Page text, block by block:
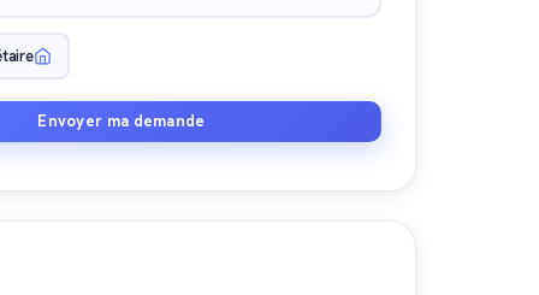
Envoyer ma demande